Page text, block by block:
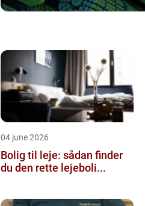
04 june 2026
Bolig til leje: sådan finder
du den rette lejeboli...